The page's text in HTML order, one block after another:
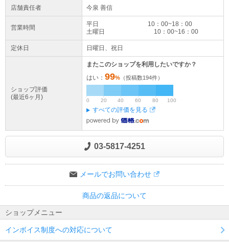
店舗責任者 今泉 善信
営業時間
平日 10：00~18：00
土曜日 10：00~16：00
定休日 日曜日、祝日
ショップ評価
(最近6ヶ月)
またこのショップを利用したいですか？
はい： 99% （投稿数194件）
0 20 40 60 80 100
すべての評価を見る
03-5817-4251
メールでお問い合わせ
商品の返品について
ショップメニュー
インボイス制度への対応について